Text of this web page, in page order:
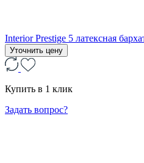
Interior Prestige 5 латексная
Уточнить цену
Купить в 1 клик
Задать вопрос?